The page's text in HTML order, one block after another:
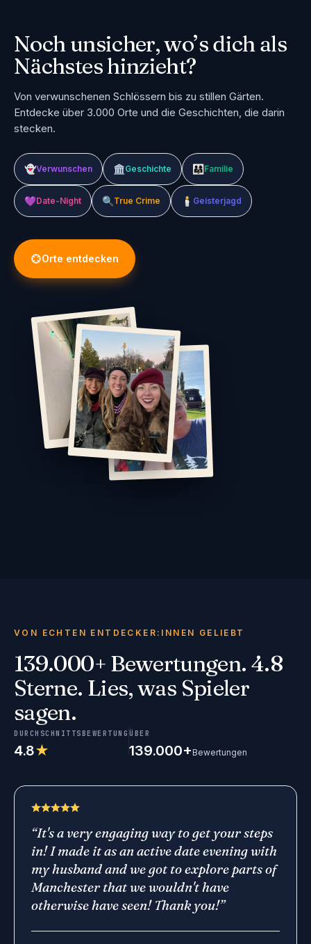
Noch unsicher,wo’s dich als
Nächstes hinzieht?
Von verwunschenen Schlössern bis zu stillen Gärten.
Entdecke über 3.000 Orte und die Geschichten, die darin
stecken.
👻Verwunschen 🏛️Geschichte 👨‍👩‍👧 Familie
💜Date-Night 🔍 True Crime 🕯️ Geisterjagd
Orte entdecken
VON ECHTEN ENTDECKER:INNEN GELIEBT
139.000+ Bewertungen. 4.8
Sterne. Lies, was Spieler
sagen.
DURCHSCHNITTSBEWERTUNG
4.8★
ÜBER
139.000+Bewertungen
“It's a very engaging way to get your steps
in! I made it as an active date evening with
my husband and we got to explore parts of
Manchester that we wouldn't have
otherwise have seen! Thank you!”